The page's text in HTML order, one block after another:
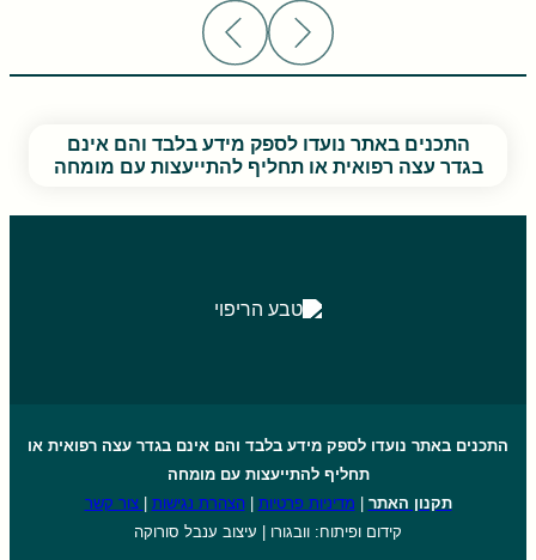
התכנים באתר נועדו לספק מידע בלבד והם אינם
בגדר עצה רפואית או תחליף להתייעצות עם מומחה
התכנים באתר נועדו לספק מידע בלבד והם אינם בגדר עצה רפואית או
תחליף להתייעצות עם מומחה
תקנון האתר
מדיניות פרטיות |הצהרת נגישות
צור קשר
קידום ופיתוח: וובגורו | עיצוב ענבל סורוקה